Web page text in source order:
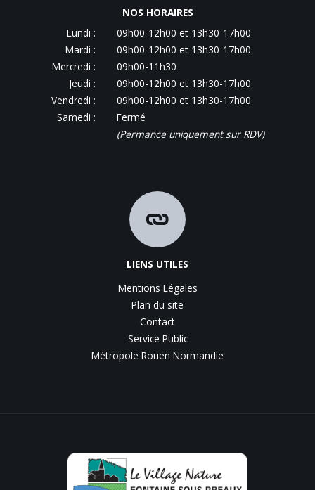
NOS HORAIRES
Lundi :
09h00-12h00 et 13h30-17h00
Mardi :
09h00-12h00 et 13h30-17h00
Mercredi :
09h00-11h30
Jeudi :
09h00-12h00 et 13h30-17h00
Vendredi :
09h00-12h00 et 13h30-17h00
Samedi :
Fermé
(Permance uniquement sur RDV)
LIENS UTILES
Mentions Légales
Plan du site
Contact
Service Public
Métropole Rouen Normandie